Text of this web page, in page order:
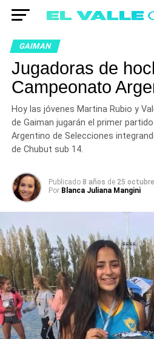
GAIMAN
Jugadoras de
Campeonato
Hoy las jóvenes Martina Rubio y
de Gaiman jugarán el primer
Argentino de Selecciones
de Chubut sub 14.
Publicado 8 años de 25
Por Blanca Juliana Mangini